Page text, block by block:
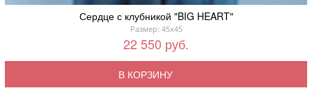
Сердце с клубникой "BIG HEART"
Размер: 45x45
22 550 руб.
В КОРЗИНУ